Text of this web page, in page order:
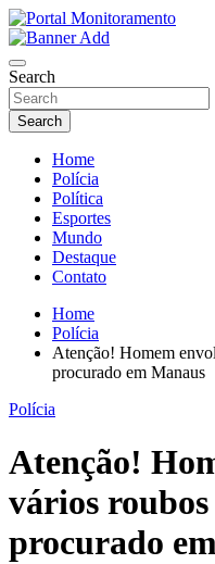
Skip
to
content
Portal
Search
Search
Home
Polícia
Política
Esportes
Mundo
Destaque
Contato
Home
Polícia
Atenção! Homem
procurado em Manaus
Polícia
Atenção!
vários
procurado